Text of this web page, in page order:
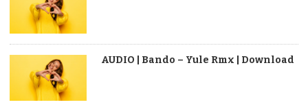
AUDIO | Bando – Yule Rmx | Download